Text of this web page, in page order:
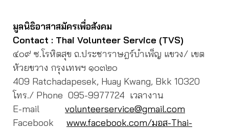
มูลนิธิอาสาสมัครเพื่อสังคม
Contact : Thai Volunteer Service (TVS)
๔๐๙ ซ.โรหิตสุข ถ.ประชาราษฎร์บำเพ็ญ แขวง/ เขต
ห้วยขวาง กรุงเทพฯ ๑๐๓๒๐
409 Ratchadapesek, Huay Kwang, Bkk 10320
โทร./ Phone 095-9977724 เวลางาน
E-mail volunteerservice@gmail.com
Facebook www.facebook.com/มอส-Thai-